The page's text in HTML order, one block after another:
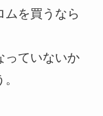
ムを買うなら
っていないか